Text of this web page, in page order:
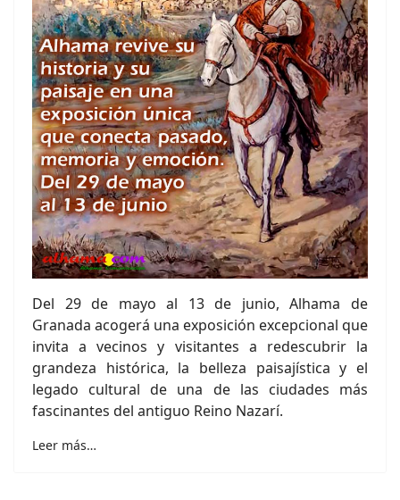
Del 29 de mayo al 13 de junio, Alhama de
Granada acogerá una exposición excepcional que
invita a vecinos y visitantes a redescubrir la
grandeza histórica, la belleza paisajística y el
legado cultural de una de las ciudades más
fascinantes del antiguo Reino Nazarí.
Leer más…